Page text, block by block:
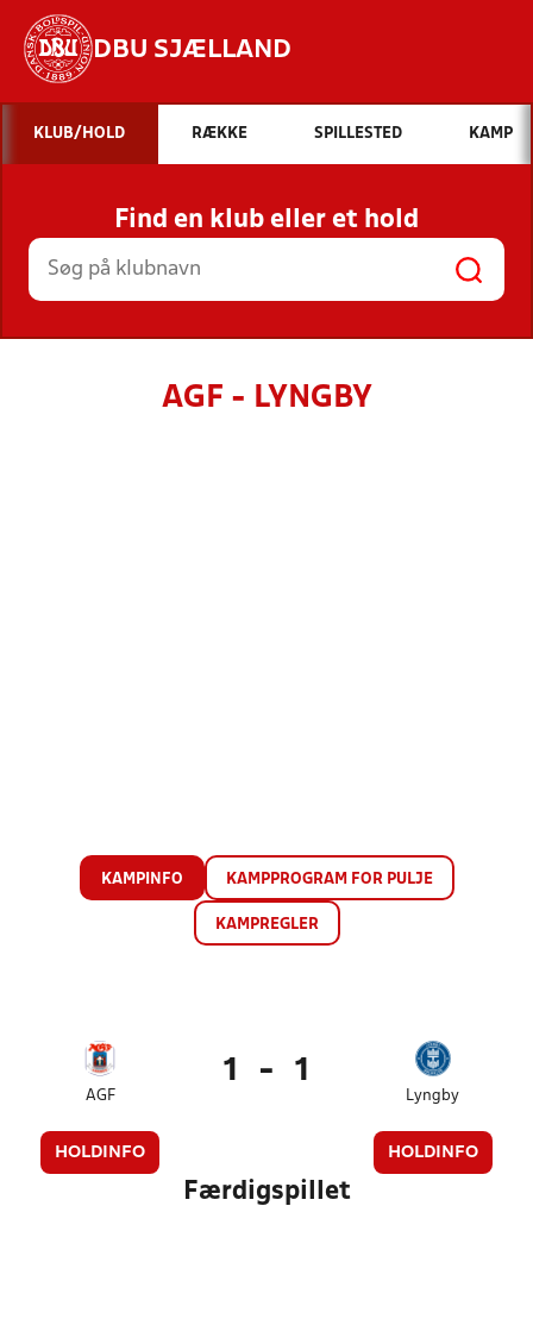
DBU SJÆLLAND
Hvad vil du søge efter?
INDHOLD OG NYHEDER
STILLINGER, RESULTATER, KLUBBER OG
HOLD
KLUB/HOLD RÆKKE SPILLESTED KAMP
Find en klub eller et hold
AGF - LYNGBY
KAMPINFO KAMPPROGRAM FOR PULJE
KAMPREGLER
AGF
HOLDINFO
1 - 1
Lyngby
HOLDINFO
Færdigspillet